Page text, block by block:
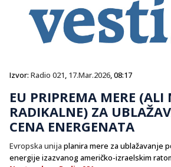
Izvor: Radio 021, 17.Mar.2026, 08:17
EU PRIPREMA MERE (ALI
RADIKALNE) ZA
CENA ENERGENATA
Evropska unija planira mere za ublažavanje
energije izazvanog američko-izraelskim